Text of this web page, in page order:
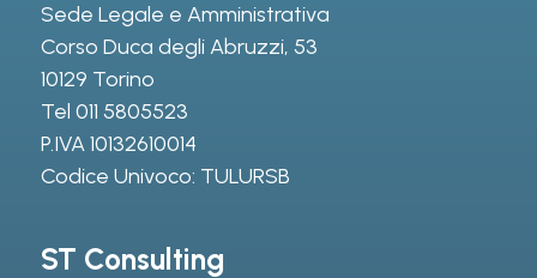
Sede Legale e Amministrativa
Corso Duca degli Abruzzi, 53
10129 Torino
Tel 011 5805523
P.IVA 10132610014
Codice Univoco: TULURSB
ST Consulting